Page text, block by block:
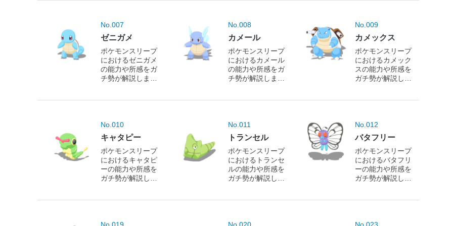
No.007
ゼニガメ
ポケモンスリープ
におけるゼニガメ
の能力や所感をガ
チ勢が解説しま
No.008
カメール
ポケモンスリープ
におけるカメール
の能力や所感をガ
チ勢が解説しま
No.009
カメックス
ポケモンスリープ
におけるカメック
スの能力や所感を
ガチ勢が解説しま
No.010
キャタピー
ポケモンスリープ
におけるキャタピ
ーの能力や所感を
ガチ勢が解説しま
No.011
トランセル
ポケモンスリープ
におけるトランセ
ルの能力や所感を
ガチ勢が解説しま
No.012
バタフリー
ポケモンスリープ
におけるバタフリ
ーの能力や所感を
ガチ勢が解説しま
No.019 No.020 No.023